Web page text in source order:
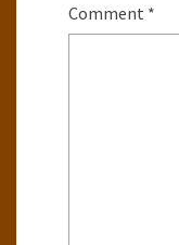
Comment *